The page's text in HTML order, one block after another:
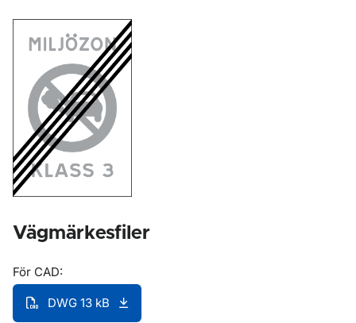
Vägmärkesfiler
För CAD:
DWG 13 kB